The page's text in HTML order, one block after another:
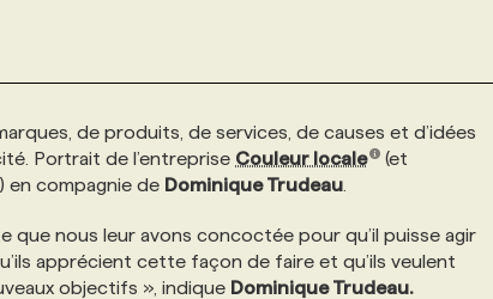
de produits, de services, de causes et d’idées
Portrait de l’entreprise Couleur locale
(et
en compagnie de Dominique Trudeau
nous leur avons concoctée pour qu’il puisse agir
apprécient cette façon de faire et qu’ils veulent
objectifs », indique Dominique Trudeau.